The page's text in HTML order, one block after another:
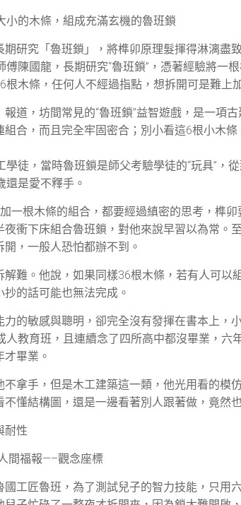
小的木條，組成充滿玄機的魯班鎖
研究「魯班鎖」，將榫卯原理髮揮得淋漓盡
傅陳國龍，長期研究“魯班鎖”，憑著經驗將一
根木條，任何人不經過指點，想拆開可是難上
道，坊間常見的“魯班鎖”益智遊戲，是一項
組合，而且完全牢固密合；別小看這6根小木
學徒，當時魯班鎖是師父考驗學徒的“玩具”，
還是愛不釋手。
一根木條的組合，都要經過縝密的思考，榫
夜衝下床組合魯班鎖，對他來說早習以為常。
，一般人恐怕都辦不到。
解難。他說，如果同樣36根木條，若有人可以
的話可能也無法完成。
力的敏感與聰明，卻完全沒有發揮在書本上，
人教育班，且連續念了四所高中都沒畢業，六
畢業。
不拿手，但是木工建築這一類，他光用看的模
懂結構圖，還是一邊看著別人跟著做，竟然
耐性
間福報—–觀念座標
國工匠魯班，為了測試兒子的智力技能，只用